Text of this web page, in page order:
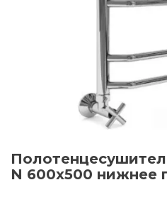
N 600x500 нижнее